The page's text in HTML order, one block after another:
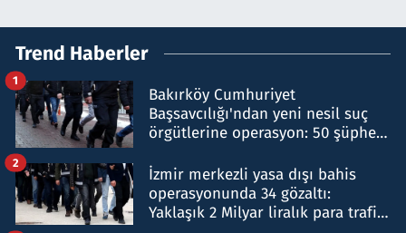
Trend Haberler
Bakırköy Cumhuriyet
Başsavcılığı'ndan yeni nesil suç
örgütlerine operasyon: 50 şüpheli
1
İzmir merkezli yasa dışı bahis
operasyonunda 34 gözaltı:
Yaklaşık 2 Milyar liralık para trafiği
2